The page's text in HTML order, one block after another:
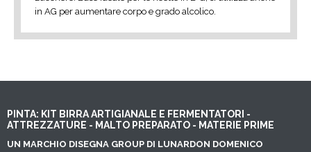
in AG per aumentare corpo e grado alcolico.
PINTA: KIT BIRRA ARTIGIANALE E FERMENTATORI -
ATTREZZATURE - MALTO PREPARATO - MATERIE PRIME
UN MARCHIO DISEGNA GROUP DI LUNARDON DOMENICO